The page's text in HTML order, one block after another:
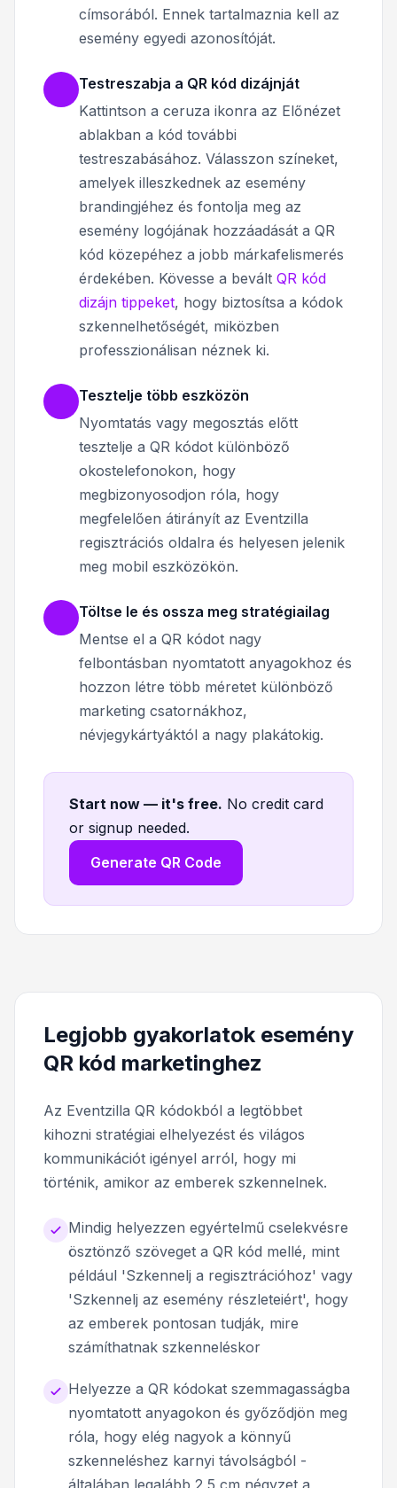
címsorából. Ennek tartalmaznia kell az
esemény egyedi azonosítóját.
Testreszabja a QR kód dizájnját
Kattintson a ceruza ikonra az Előnézet
ablakban a kód további
testreszabásához. Válasszon színeket,
amelyek illeszkednek az esemény
brandingjéhez és fontolja meg az
esemény logójának hozzáadását a QR
kód közepéhez a jobb márkafelismerés
érdekében. Kövesse a bevált QR kód
dizájn tippeket, hogy biztosítsa a kódok
szkennelhetőségét, miközben
professzionálisan néznek ki.
Tesztelje több eszközön
Nyomtatás vagy megosztás előtt
tesztelje a QR kódot különböző
okostelefonokon, hogy
megbizonyosodjon róla, hogy
megfelelően átirányít az Eventzilla
regisztrációs oldalra és helyesen jelenik
meg mobil eszközökön.
Töltse le és ossza meg stratégiailag
Mentse el a QR kódot nagy
felbontásban nyomtatott anyagokhoz és
hozzon létre több méretet különböző
marketing csatornákhoz,
névjegykártyáktól a nagy plakátokig.
Start now — it's free. No credit card
or signup needed.
Generate QR Code
Legjobb gyakorlatok esemény
QR kód marketinghez
Az Eventzilla QR kódokból a legtöbbet
kihozni stratégiai elhelyezést és világos
kommunikációt igényel arról, hogy mi
történik, amikor az emberek szkennelnek.
Mindig helyezzen egyértelmű cselekvésre
ösztönző szöveget a QR kód mellé, mint
például 'Szkennelj a regisztrációhoz' vagy
'Szkennelj az esemény részleteiért', hogy
az emberek pontosan tudják, mire
számíthatnak szkenneléskor
Helyezze a QR kódokat szemmagasságba
nyomtatott anyagokon és győződjön meg
róla, hogy elég nagyok a könnyű
szkenneléshez karnyi távolságból -
általában legalább 2,5 cm négyzet a